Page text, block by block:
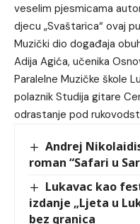
veselim pjesmicama
djecu „Svaštarica“ ovaj
Muzički dio događaja
Adija Agića, učenika
Paralelne Muzičke škole
polaznik Studija gitare
odrastanje pod
Andrej
roman “Safari u
Lukavac kao
izdanje „Ljeta u
bez granica